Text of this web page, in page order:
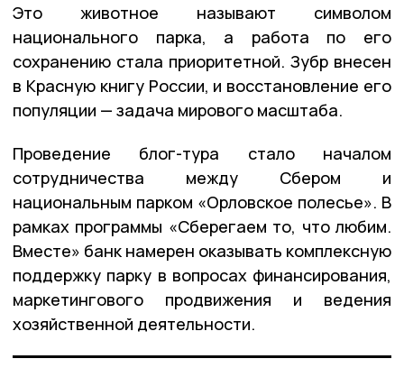
Это животное называют символом
национального парка, а работа по его
сохранению стала приоритетной. Зубр внесен
в Красную книгу России, и восстановление его
популяции — задача мирового масштаба.
Проведение блог-тура стало началом
сотрудничества между Сбером и
национальным парком «Орловское полесье». В
рамках программы «Сберегаем то, что любим.
Вместе» банк намерен оказывать комплексную
поддержку парку в вопросах финансирования,
маркетингового продвижения и ведения
хозяйственной деятельности.